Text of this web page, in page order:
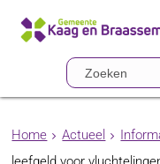
Home Actueel